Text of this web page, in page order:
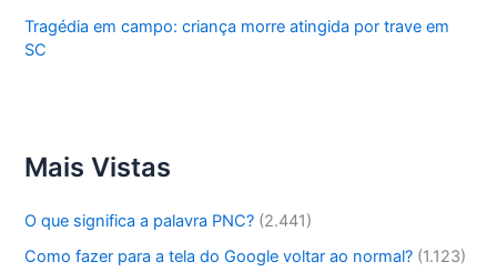
Tragédia em campo: criança morre atingida por trave em
SC
Mais Vistas
O que significa a palavra PNC? (2.441)
Como fazer para a tela do Google voltar ao normal? (1.123)